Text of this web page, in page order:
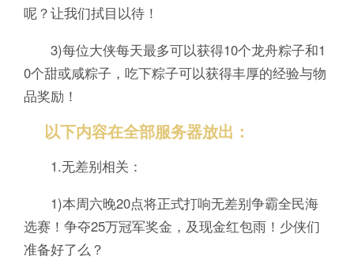
呢？让我们拭目以待！
3)每位大侠每天最多可以获得10个龙舟粽子和1
0个甜或咸粽子，吃下粽子可以获得丰厚的经验与物
品奖励！
以下内容在全部服务器放出：
1.无差别相关：
1)本周六晚20点将正式打响无差别争霸全民海
选赛！争夺25万冠军奖金，及现金红包雨！少侠们
准备好了么？